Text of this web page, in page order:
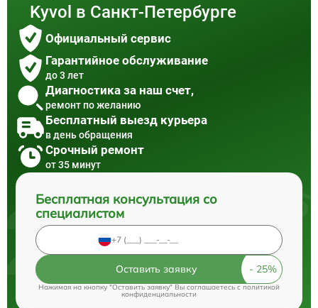
Kyvol в Санкт-Петербурге
Официальный сервис
Гарантийное обслуживание
до 3 лет
Диагностика за наш счет,
ремонт по желанию
Бесплатный выезд курьера
в день обращения
Срочный ремонт
от 35 минут
Бесплатная консультация со
специалистом
Оставить заявку
Нажимая на кнопку "Оставить заявку" Вы соглашаетесь cполитикой
конфиденциальности